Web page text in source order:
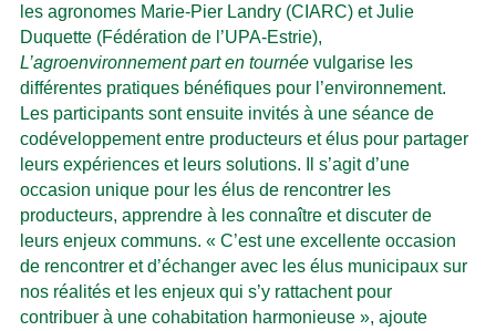
les agronomes Marie-Pier Landry (CIARC) et Julie
Duquette (Fédération de l’UPA-Estrie),
L’agroenvironnement part en tournéevulgarise les
différentes pratiques bénéfiques pour l’environnement.
Les participants sont ensuite invités à une séance de
codéveloppement entre producteurs et élus pour partager
leurs expériences et leurs solutions. Il s’agit d’une
occasion unique pour les élus de rencontrer les
producteurs, apprendre à les connaître et discuter de
leurs enjeux communs. « C’est une excellente occasion
de rencontrer et d’échanger avec les élus municipaux sur
nos réalités et les enjeux qui s’y rattachent pour
contribuer à une cohabitation harmonieuse », ajoute